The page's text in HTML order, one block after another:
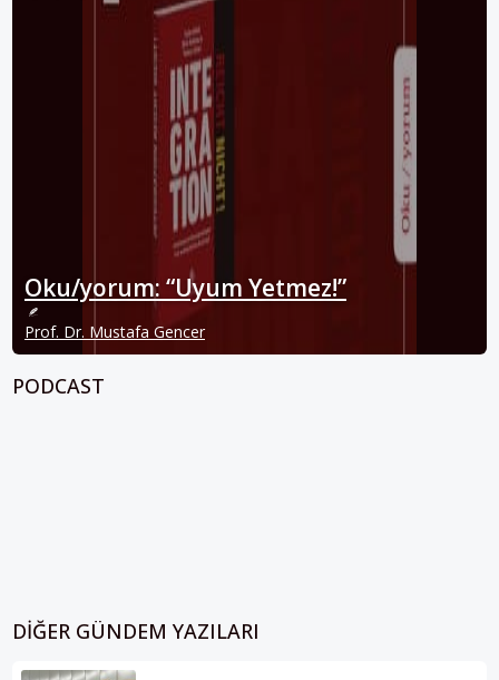
Oku/yorum: “Uyum Yetmez!”
Prof. Dr. Mustafa Gencer
PODCAST
DIĞER GÜNDEM YAZILARI